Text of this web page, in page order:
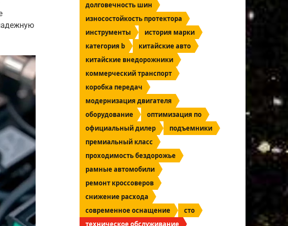
долговечность шин
износостойкость протектора
инструменты
история марки
категория b
китайские авто
китайские внедорожники
коммерческий транспорт
коробка передач
модернизация двигателя
оборудование
оптимизация по
официальный дилер
подъемники
премиальный класс
проходимость бездорожье
рамные автомобили
ремонт кроссоверов
снижение расхода
современное оснащение
сто
техническое обслуживание